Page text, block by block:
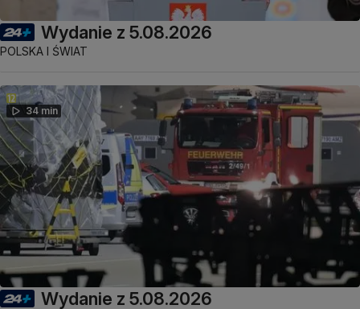
Wydanie z 5.08.2026
POLSKA I ŚWIAT
34 min
Wydanie z 5.08.2026